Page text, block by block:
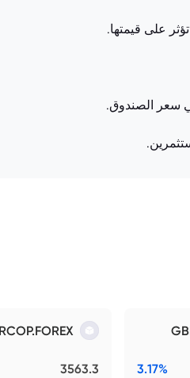
على قيمتها.
سعر الصندوق.
3.17%
3563.3